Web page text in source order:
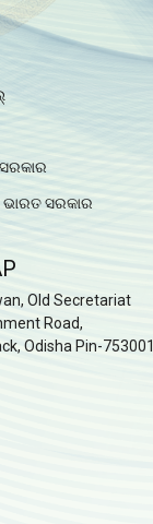
ସରକାର
Old Secretariat
Road,
Odisha Pin-753001